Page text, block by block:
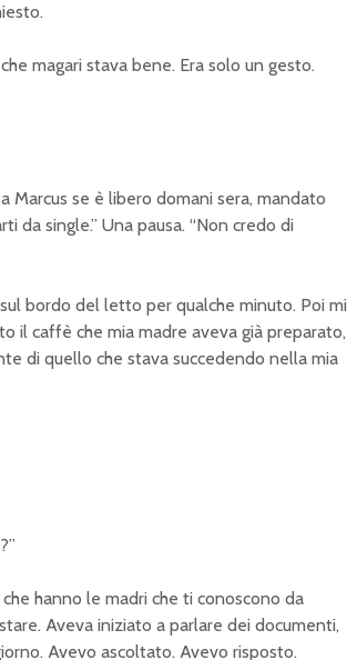
magari stava bene. Era solo un gesto.
Marcus se è libero domani sera, mandato
da single.” Una pausa. “Non credo di
bordo del letto per qualche minuto. Poi mi
il caffè che mia madre aveva già preparato,
di quello che stava succedendo nella mia
hanno le madri che ti conoscono da
Aveva iniziato a parlare dei documenti,
Avevo ascoltato. Avevo risposto.